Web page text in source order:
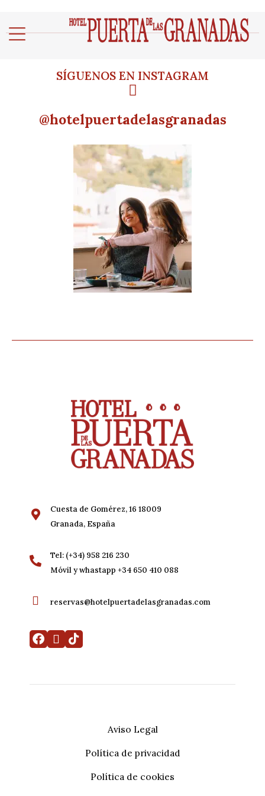
SÍGUENOS EN INSTAGRAM
@hotelpuertadelasgranadas
Cuesta de Gomérez, 16 18009
Granada, España
Tel: (+34) 958 216 230
Móvil y whastapp +34 650 410 088
reservas@hotelpuertadelasgranadas.com
Aviso Legal
Política de privacidad
Política de cookies